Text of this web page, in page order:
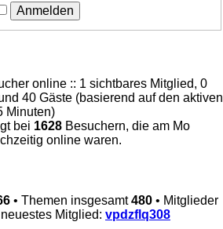
online :: 1 sichtbares Mitglied, 0
40 Gäste (basierend auf den aktiven
Minuten)
bei 1628 Besuchern, die am Mo
online waren.
• Themen insgesamt480 • Mitglieder
Mitglied: vpdzflq308